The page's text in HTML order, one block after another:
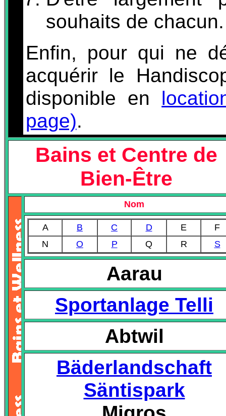
souhaits de chacun.
Enfin, pour qui ne
acquérir le
disponible en
page).
Bains et Centre de
Bien-Être
Nom
A B C D E
F
N
O P Q R S
Aarau
Sportanlage Telli
Abtwil
Bäderlandschaft
Säntispark